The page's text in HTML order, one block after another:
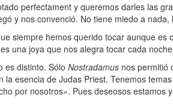
perfectament y queremos darles las
y nos convenció. No tiene miedo a
siempre hemos querido tocar aunque
una joya que nos alegra tocar cada
es distinto. Sólo Nostradamus nos permitió
esencia de Judas Priest. Tenemos
por nosotros». Pues deseosos estamos